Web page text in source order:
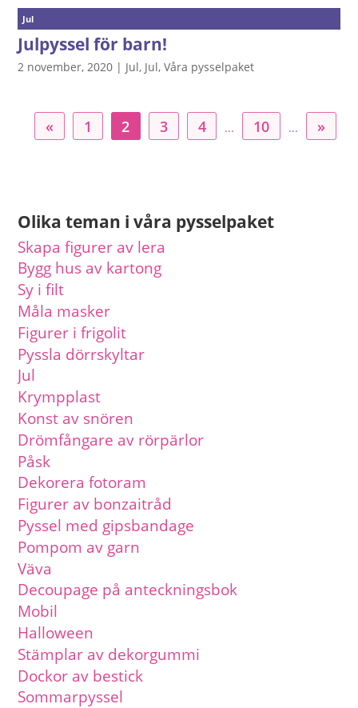
Jul
Julpyssel för barn!
2 november, 2020 | Jul, Jul,Våra pysselpaket
« 1 2 3 4 ... 10 ... »
Olika teman i våra pysselpaket
Skapa figurer av lera
Bygg hus av kartong
Sy i filt
Måla masker
Figurer i frigolit
Pyssla dörrskyltar
Jul
Krympplast
Konst av snören
Drömfångare av rörpärlor
Påsk
Dekorera fotoram
Figurer av bonzaitråd
Pyssel med gipsbandage
Pompom av garn
Väva
Decoupage på anteckningsbok
Mobil
Halloween
Stämplar av dekorgummi
Dockor av bestick
Sommarpyssel